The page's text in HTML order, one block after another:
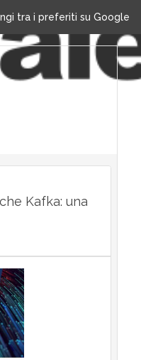
tra i preferiti su Google
Kafka: una